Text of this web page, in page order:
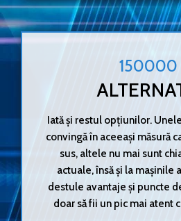
150000
Iată și restul opțiunilor.
convingă în aceeași măsură
sus, altele nu mai sunt
actuale, însă și la mașinile
destule avantaje și puncte
doar să fii un pic mai atent